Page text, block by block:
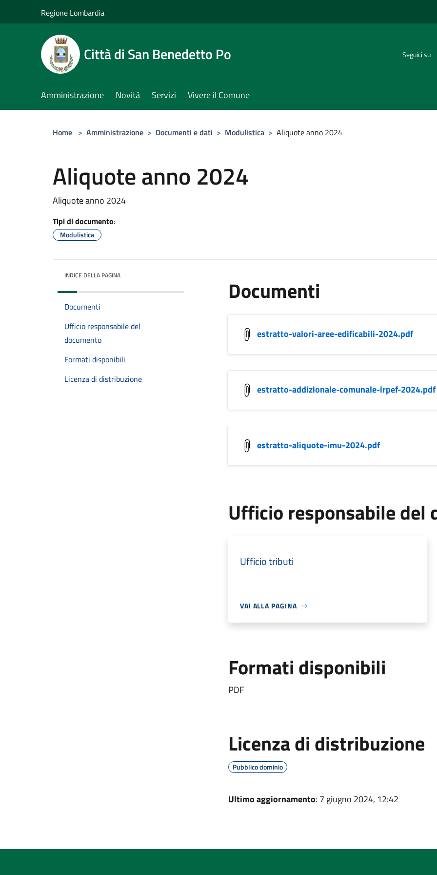
Regione Lombardia
Città di San Benedetto Po Seguici su
Amministrazione Novità Servizi Vivere il Comune
Home > Amministrazione > Documenti e dati > Modulistica > Aliquote anno 2024
Aliquote anno 2024
Aliquote anno 2024
Tipi di documento:
Modulistica
INDICE DELLA PAGINA
Documenti
Ufficio responsabile del
documento
Formati disponibili
Licenza di distribuzione
Documenti
estratto-valori-aree-edificabili-2024.pdf
estratto-addizionale-comunale-irpef-2024.pdf
estratto-aliquote-imu-2024.pdf
Ufficio responsabile del
Ufficio tributi
VAI ALLA PAGINA
Formati disponibili
PDF
Licenza di distribuzione
Pubblico dominio
Ultimo aggiornamento: 7 giugno 2024, 12:42